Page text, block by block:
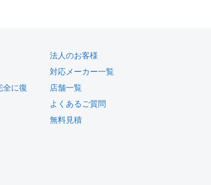
全に復
法人のお客様
対応メーカー一覧
店舗一覧
よくあるご質問
無料見積